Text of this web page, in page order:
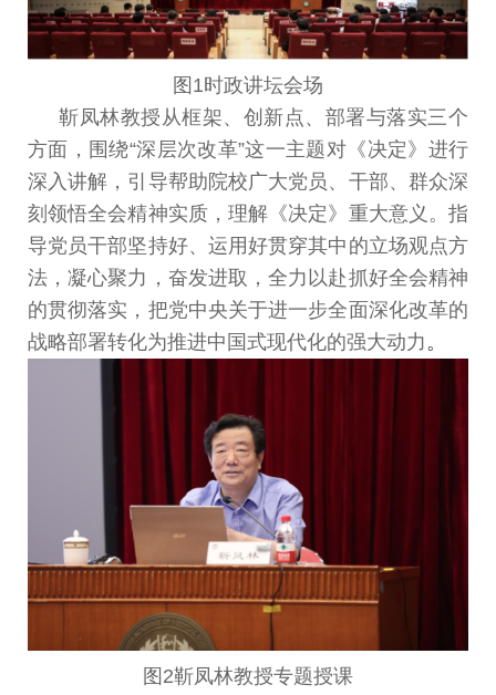
图 1时政讲坛会场
靳凤林教授从框架、创新点、部署与落实三个
方面， 围绕“深层次改革”这一主题对《决定》进行
深入讲解， 引导帮助院校广大党员、干部、群众深
刻领悟全会精神实质，理解《决定》重大意义。指
导党员干部坚持好、运用好贯穿其中的立场观点方
法，凝心聚力，奋发进取，全力以赴抓好全会精神
的贯彻落实，把党中央关于进一步全面深化改革的
战略部署转化为推进中国式现代化的强大动力 。
图2靳凤林教授专题授课